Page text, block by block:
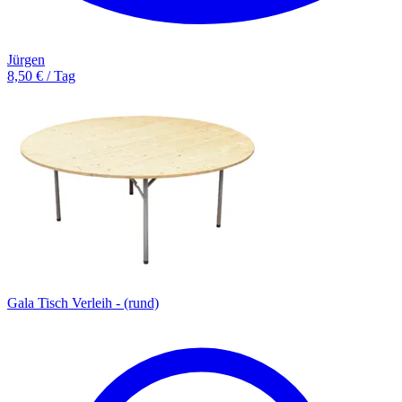
Jürgen
8,50 € / Tag
Gala Tisch Verleih - (rund)